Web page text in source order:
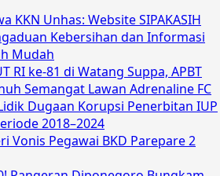
KKN Unhas: Website SIPAKASIH
Kebersihan dan Informasi
Mudah
RI ke-81 di Watang Suppa, APBT
Semangat Lawan Adrenaline FC
Dugaan Korupsi Penerbitan IUP
2018–2024
Vonis Pegawai BKD Parepare 2